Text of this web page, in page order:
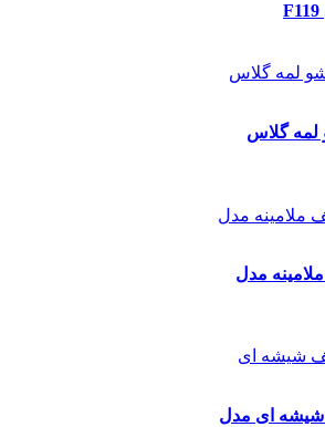
مدل
ای مدل